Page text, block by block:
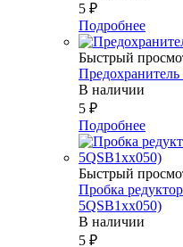
5 ₽
Подробнее
Быстрый
В наличии
5 ₽
Подробнее
Быстрый
Пробка
5QSB1xx050)
В наличии
5 ₽